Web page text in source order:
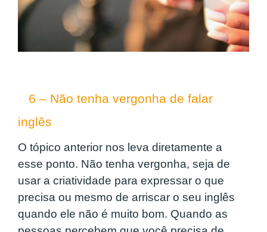
6 – Não tenha vergonha de falar
inglês
O tópico anterior nos leva diretamente a
esse ponto. Não tenha vergonha, seja de
usar a criatividade para expressar o que
precisa ou mesmo de arriscar o seu inglês
quando ele não é muito bom. Quando as